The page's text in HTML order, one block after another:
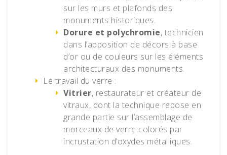
sur les murs et plafonds des
monuments historiques.
Dorure et polychromie, technicien
dans l’apposition de décors à base
d’or ou de couleurs sur les éléments
architecturaux des monuments.
Le travail du verre :
Vitrier, restaurateur et créateur de
vitraux, dont la technique repose en
grande partie sur l’assemblage de
morceaux de verre colorés par
incrustation d’oxydes métalliques.